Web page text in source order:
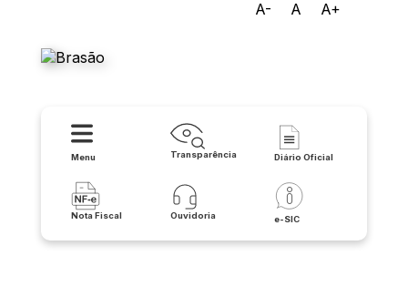
A- A A+
Menu Transparência Diário Oficial
Nota Fiscal Ouvidoria e-SIC